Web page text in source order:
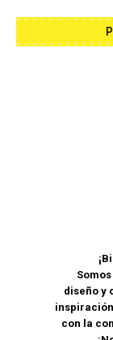
diseño y
con la